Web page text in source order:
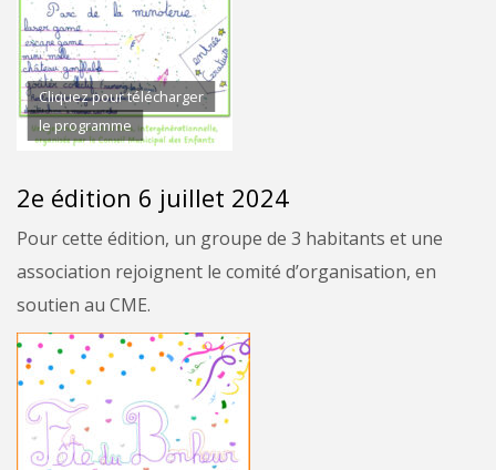
Cliquez pour télécharger
le programme
2e édition 6 juillet 2024
Pour cette édition, un groupe de 3 habitants et une
association rejoignent le comité d’organisation, en
soutien au CME.